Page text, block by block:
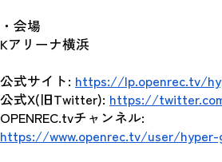
・会場
Kアリーナ横浜
公式サイト: https://lp.openrec.tv/
公式X(旧Twitter): https://
https://www.openrec.tv/user/hyper-